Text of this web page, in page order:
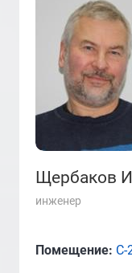
Щербаков
инженер
Помещение: С-